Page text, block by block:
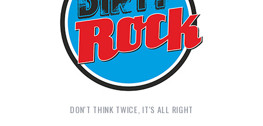
DON'T THINK TWICE, IT'S ALL RIGHT